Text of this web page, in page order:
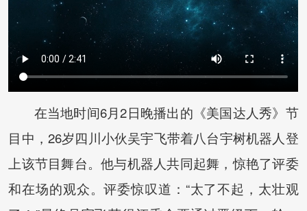
在当地时间6月2日晚播出的《美国达人秀》节
目中，26岁四川小伙吴宇飞带着八台宇树机器人登
上该节目舞台。他与机器人共同起舞，惊艳了评委
和在场的观众。评委惊叹道：“太了不起，太壮观